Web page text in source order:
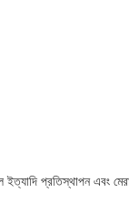
ইত্যাদি প্রতিস্থাপন এবং